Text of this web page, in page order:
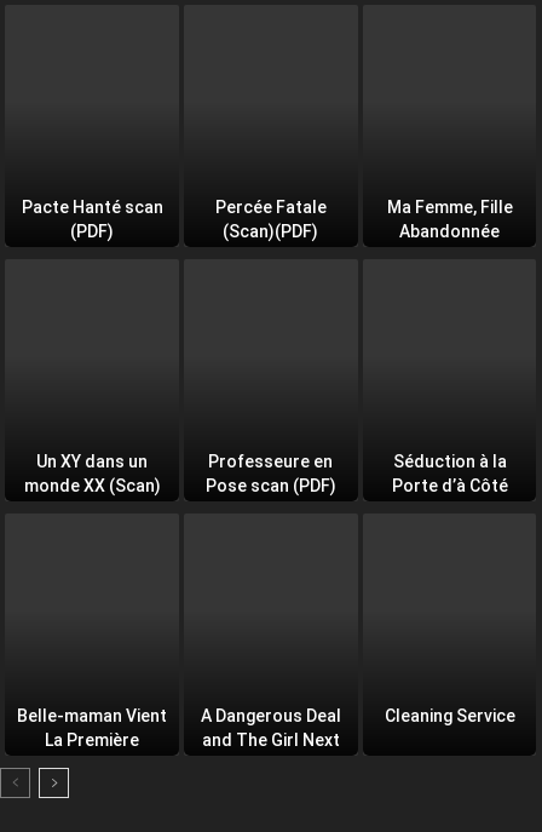
Pacte Hanté scan
(PDF)
Percée Fatale
(Scan)(PDF)
Ma Femme, Fille
Abandonnée
Un XY dans un
monde XX (Scan)
Professeure en
Pose scan (PDF)
Séduction à la
Porte d’à Côté
Belle-maman Vient
La Première
A Dangerous Deal
and The Girl Next
Cleaning Service